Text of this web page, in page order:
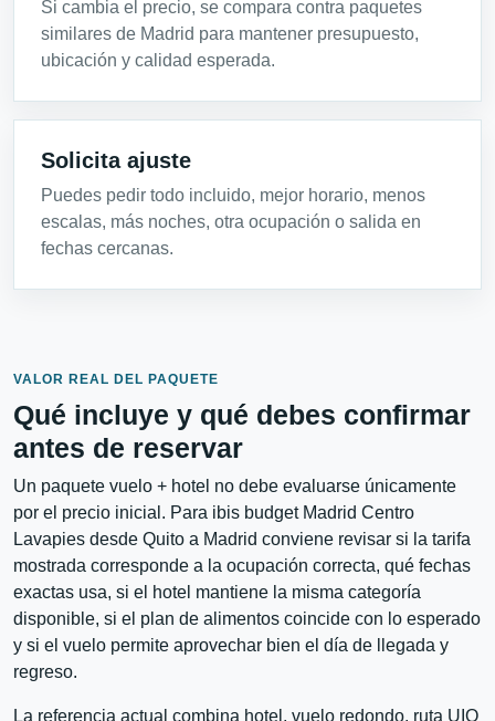
Si cambia el precio, se compara contra paquetes
similares de Madrid para mantener presupuesto,
ubicación y calidad esperada.
Solicita ajuste
Puedes pedir todo incluido, mejor horario, menos
escalas, más noches, otra ocupación o salida en
fechas cercanas.
VALOR REAL DEL PAQUETE
Qué incluye y qué debes confirmar
antes de reservar
Un paquete vuelo + hotel no debe evaluarse únicamente
por el precio inicial. Para ibis budget Madrid Centro
Lavapies desde Quito a Madrid conviene revisar si la tarifa
mostrada corresponde a la ocupación correcta, qué fechas
exactas usa, si el hotel mantiene la misma categoría
disponible, si el plan de alimentos coincide con lo esperado
y si el vuelo permite aprovechar bien el día de llegada y
regreso.
La referencia actual combina hotel, vuelo redondo, ruta UIO